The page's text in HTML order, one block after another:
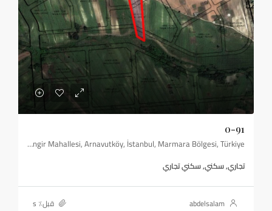
0-91
Çilingir Mahallesi, Arnavutköy, İstanbul, Marmara Bölgesi, Türkiye
تجاري, سكني, سكني تجاري
abdelsalam قبل٪ s